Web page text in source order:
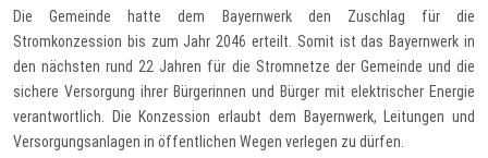
Die Gemeinde hatte dem Bayernwerk den Zuschlag für die
Stromkonzession bis zum Jahr 2046 erteilt. Somit ist das Bayernwerk in
den nächsten rund 22 Jahren für die Stromnetze der Gemeinde und die
sichere Versorgung ihrer Bürgerinnen und Bürger mit elektrischer Energie
verantwortlich. Die Konzession erlaubt dem Bayernwerk, Leitungen und
Versorgungsanlagen in öffentlichen Wegen verlegen zu dürfen.